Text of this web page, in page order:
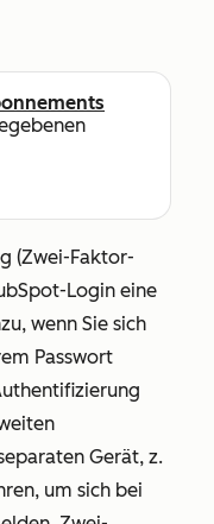
(Zwei-Faktor-
Login eine
wenn Sie sich
Passwort
Gerät, z.
um sich bei